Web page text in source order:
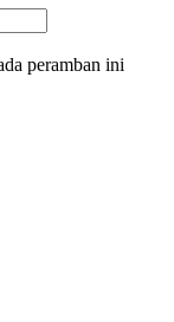
peramban ini